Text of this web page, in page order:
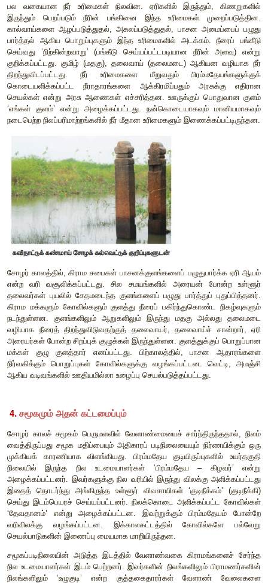
வேளாண்மை
சோழர் காலகட்டத்தில் ஏற்பட்ட மிகப் பெரிய வளர்ச்சிகளில்
விரிவாக்கம் ஆகும். வளமான ஆற்றுச் சமவெளி பகுதிகளில் மக்கள்
ஆறுகள் இல்லாத பகுதிகளிலும் குளம், கிணறு, கால்வாய்
வசதிகள் ஏற்படுத்தப்பட்டன. இதனால் உணவு தானிய உற்பத்தி
எட்டியது. இதனால் சமூக ஏற்றத்தாழ்வுகள் உருவாகின.
கிடைத்த கூடுதல் வருவாய் நில வரியாகச் சோழ அரசுக்கு
வருவாய் நிர்வாகத்துக்கெனத் தனியாக ஒரு துறை
எனப்பட்டார்.
நில வருவாயும் நில அளவையும்
வரிகளை மதிப்பிடுவதற்காகச் சோழர் விரிவான
செய்வதிலும் தீர்வை விதிப்பதிலும் ஈடுபட்டார்கள். முதலாம்
முதலாம் குலோத்துங்கன் (1086), மூன்றாம்
அரசர்கள் நிலங்களை வகைப்படுத்தி, அளவீடு செய்து
விதித்தனர். நில அளவீட்டுப் பணியில் ஈடுபட்டவர்கள் ‘நாடு
என்று குறிப்பிடப்பட்டார்கள். இவர் நில உடமைச் சமூகத்தைச்
ஆவர். நில அளவீடு செய்ய குழி, மா, வேலி, பட்டி, பாடகம்
வழக்கில் இருந்தன. பெரும்பாலும் வரிகள் பொருள்களாகவே
இறை, காணிகடன், இறை கட்டின காணிகடன், கடமை
விதிக்கப்பட்டன. அவற்றில் முக்கியமான ஒரு வரி குடிமை வரி
குத்தகைக்குப் பெற்று வேளாண்மை செய்தவர்கள்
உடமையாளர்களுக்கும் செலுத்திய வரி குடிமை வரி
உடமையாளர்கள் உடையான், அரையன், கிழவர் போன்ற
பட்டங்களைப் பெற்றிருந்தனர். நிலத்தின் வளம், நில
மதிப்பு ஆகியவற்றைப் பொறுத்து வரி
விளைபொருளாகச் செலுத்தப்பட்ட வரி ‘இறை கட்டின
நடைமுறையில் இருந்தன. ஏனைய தொலைதூரப்
நடைமுறைப்படுத்தப்படவில்லை. ஊர் மட்டத்தில் வரிகளை
செலுத்தும் பொறுப்பு ஊராரின் பொறுப்பு ஆகும். நாடு
இப்பொறுப்பை நிறைவேற்றினர்.
வரியாக வசூலிக்கப்பட்ட நெல் 'களம்' என்ற அலகின்
வசூலிக்கப்பட்டது. ஒரு களம் என்பது 28 கிலோ ஆகும். முதலாம்
வசூலை முறைப்படுத்தினார். ஒரு வேலி (6.5 ஏக்கர்)
வரியாக வசூலிக்கப்பட்டது. வேலியின் அளவு என்பது
ஆகியவற்றைப் பொருத்து மாறுபடுகிறது.
பாசனம்